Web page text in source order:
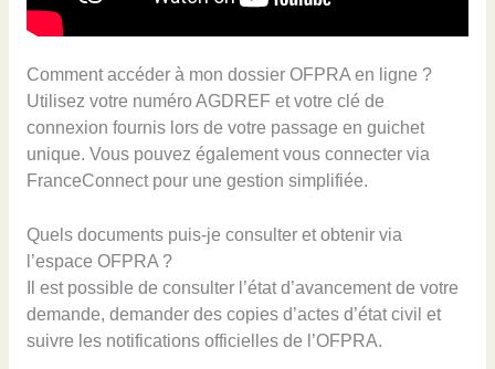
Comment accéder à mon dossier OFPRA en ligne ?
Utilisez votre numéro AGDREF et votre clé de
connexion fournis lors de votre passage en guichet
unique. Vous pouvez également vous connecter via
FranceConnect pour une gestion simplifiée.
Quels documents puis-je consulter et obtenir via
l’espace OFPRA ?
Il est possible de consulter l’état d’avancement de votre
demande, demander des copies d’actes d’état civil et
suivre les notifications officielles de l’OFPRA.